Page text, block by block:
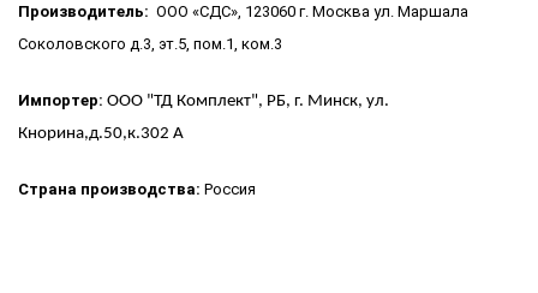
Производитель: ООО «СДС», 123060 г. Москва ул. Маршала
Соколовского д.3, эт.5, пом.1, ком.3
Импортер: ООО "ТД Комплект", РБ, г. Минск, ул.
Кнорина,д.50,к.302 А
Страна производства: Россия